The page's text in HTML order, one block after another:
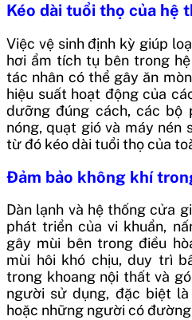
Kéo dài tuổi thọ của hệ
Việc vệ sinh định kỳ giúp
hơi ẩm tích tụ bên trong
tác nhân có thể gây ăn
hiệu suất hoạt động của
dưỡng đúng cách, các bộ
nóng, quạt gió và máy nén
từ đó kéo dài tuổi thọ của
Đảm bảo không khí
Dàn lạnh và hệ thống cửa
phát triển của vi khuẩn,
gây mùi bên trong điều
mùi hôi khó chịu, duy trì
trong khoang nội thất và
người sử dụng, đặc biệt
hoặc những người có